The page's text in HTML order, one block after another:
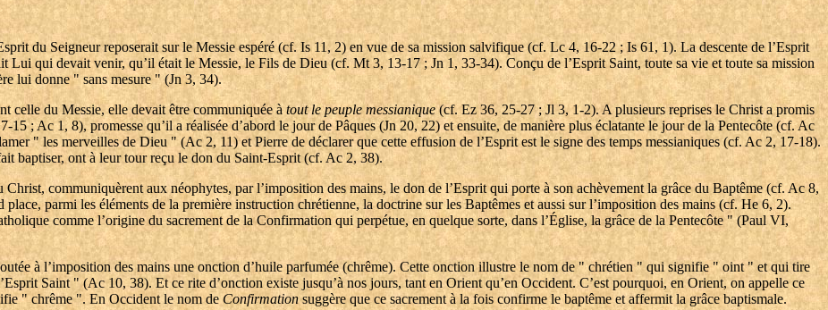
du Seigneur reposerait sur le Messie espéré (cf. Is 11, 2) en vue de sa mission salvifique (cf. Lc 4, 16-22 ; Is 61, 1). La descente de l’Esprit
Lui qui devait venir, qu’il était le Messie, le Fils de Dieu (cf. Mt 3, 13-17 ; Jn 1, 33-34). Conçu de l’Esprit Saint, toute sa vie et toute sa mission
lui donne " sans mesure " (Jn 3, 34).
celle du Messie, elle devait être communiquée àtout le peuple messianique(cf. Ez 36, 25-27 ; Jl 3, 1-2). A plusieurs reprises le Christ a promis
; Ac 1, 8), promesse qu’il a réalisée d’abord le jour de Pâques (Jn 20, 22) et ensuite, de manière plus éclatante le jour de la Pentecôte (cf. Ac
" les merveilles de Dieu " (Ac 2, 11) et Pierre de déclarer que cette effusion de l’Esprit est le signe des temps messianiques (cf. Ac 2, 17-18).
baptiser, ont à leur tour reçu le don du Saint-Esprit (cf. Ac 2, 38).
communiquèrent aux néophytes, par l’imposition des mains, le don de l’Esprit qui porte à son achèvement la grâce du Baptême (cf. Ac 8,
parmi les éléments de la première instruction chrétienne, la doctrine sur les Baptêmes et aussi sur l’imposition des mains (cf. He 6, 2).
comme l’origine du sacrement de la Confirmation qui perpétue, en quelque sorte, dans l’Église, la grâce de la Pentecôte " (Paul VI,
à l’imposition des mains une onction d’huile parfumée (chrême). Cette onction illustre le nom de " chrétien " qui signifie " oint " et qui tire
Saint " (Ac 10, 38). Et ce rite d’onction existe jusqu’à nos jours, tant en Orient qu’en Occident. C’est pourquoi, en Orient, on appelle ce
" chrême ". En Occident le nom deConfirmationsuggère que ce sacrement à la fois confirme le baptême et affermit la grâce baptismale.